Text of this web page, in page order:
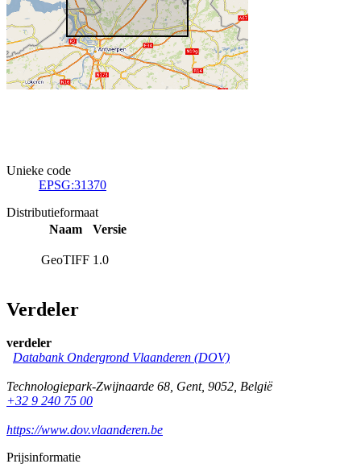
Unieke code
EPSG:31370
Distributieformaat
Naam
Versie
GeoTIFF 1.0
Verdeler
verdeler
Databank Ondergrond Vlaanderen (DOV)
Technologiepark-Zwijnaarde 68, Gent, 9052, België
+32 9 240 75 00
https://www.dov.vlaanderen.be
Prijsinformatie